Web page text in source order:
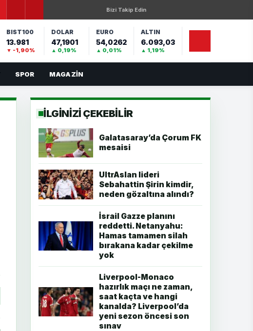
Bizi Takip Edin
BIST100
13.981
▼ -1,90%
DOLAR
47,1901
▲ 0,19%
EURO
54,0262
▲ 0,01%
ALTIN
6.093,03
▲ 1,19%
SPOR MAGAZIN
İLGİNİZİ ÇEKEBİLİR
Galatasaray’da Çorum FK
mesaisi
UltrAslan lideri
Sebahattin Şirin kimdir,
neden gözaltına alındı?
İsrail Gazze planını
reddetti. Netanyahu:
Hamas tamamen silah
bırakana kadar çekilme
yok
Liverpool-Monaco
hazırlık maçı ne zaman,
saat kaçta ve hangi
kanalda? Liverpool’da
yeni sezon öncesi son
sınav